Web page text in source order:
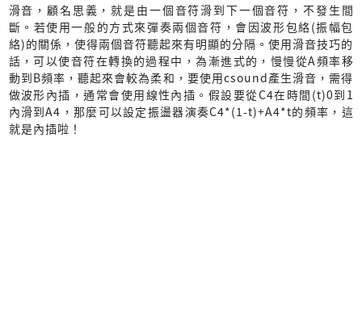
滑音，顧名思義，就是由一個音符滑到下一個音符，不發生間
斷。若使用一般的方式來彈奏兩個音符，會因波形包絡(振幅包
絡)的關係，使得兩個音符聽起來有明顯的分隔。使用滑音技巧的
話，可以使音符在轉換的過程中，為漸進式的，慢慢從A頻率移
動到B頻率，聽起來會較為柔和，要使用csound產生滑音，需得
做波形內插，通常會使用線性內插。假設要從C4在時間(t)0到1
內滑到A4，那麼可以設定振盪器演奏C4*(1-t)+A4*t的頻率，這
就是內插啦！